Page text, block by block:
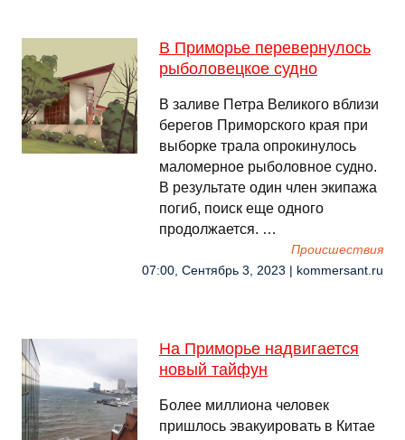
В Приморье перевернулось
рыболовецкое судно
В заливе Петра Великого вблизи
берегов Приморского края при
выборке трала опрокинулось
маломерное рыболовное судно.
В результате один член экипажа
погиб, поиск еще одного
продолжается. …
Происшествия
07:00, Сентябрь 3, 2023 | kommersant.ru
На Приморье надвигается
новый тайфун
Более миллиона человек
пришлось эвакуировать в Китае